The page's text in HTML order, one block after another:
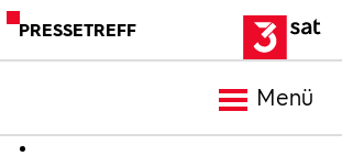
PRESSETREFF
Menü